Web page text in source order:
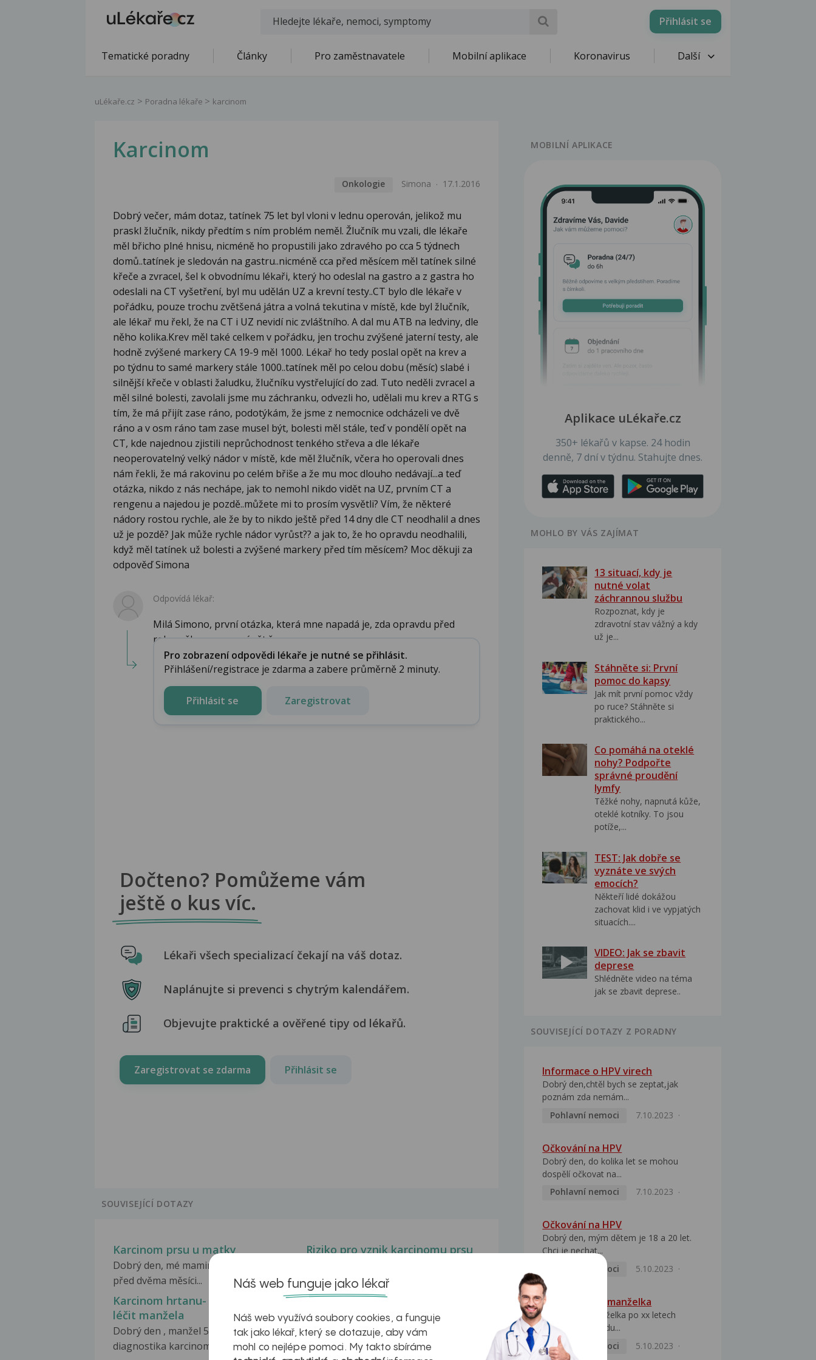
Přihlásit se
Tematické poradny Články Pro zaměstnavatele Mobilní aplikace Koronavirus Další
uLékaře.cz Poradna lékaře karcinom
Karcinom
Onkologie Simona 17.1.2016
Dobrý večer, mám dotaz, tatínek 75 let byl vloni v lednu operován, jelikož mu
praskl žlučník, nikdy předtím s ním problém neměl. Žlučník mu vzali, dle lékaře
měl břicho plné hnisu, nicméně ho propustili jako zdravého po cca 5 týdnech
domů..tatínek je sledován na gastru..nicméně cca před měsícem měl tatínek silné
křeče a zvracel, šel k obvodnímu lékaři, který ho odeslal na gastro a z gastra ho
odeslali na CT vyšetření, byl mu udělán UZ a krevní testy..CT bylo dle lékaře v
pořádku, pouze trochu zvětšená játra a volná tekutina v místě, kde byl žlučník,
ale lékař mu řekl, že na CT i UZ nevidí nic zvláštního. A dal mu ATB na ledviny, dle
něho kolika.Krev měl také celkem v pořádku, jen trochu zvýšené jaterní testy, ale
hodně zvýšené markery CA 19-9 měl 1000. Lékař ho tedy poslal opět na krev a
po týdnu to samé markery stále 1000..tatínek měl po celou dobu (měsíc) slabé i
silnější křeče v oblasti žaludku, žlučníku vystřelující do zad. Tuto neděli zvracel a
měl silné bolesti, zavolali jsme mu záchranku, odvezli ho, udělali mu krev a RTG s
tím, že má přijít zase ráno, podotýkám, že jsme z nemocnice odcházeli ve dvě
ráno a v osm ráno tam zase musel být, bolesti měl stále, teď v pondělí opět na
CT, kde najednou zjistili neprůchodnost tenkého střeva a dle lékaře
neoperovatelný velký nádor v místě, kde měl žlučník, včera ho operovali dnes
nám řekli, že má rakovinu po celém břiše a že mu moc dlouho nedávají...a teď
otázka, nikdo z nás nechápe, jak to nemohl nikdo vidět na UZ, prvním CT a
rengenu a najedou je pozdě..můžete mi to prosím vysvětli? Vím, že některé
nádory rostou rychle, ale že by to nikdo ještě před 14 dny dle CT neodhalil a dnes
už je pozdě? Jak může rychle nádor vyrůst?? a jak to, že ho opravdu neodhalili,
když měl tatínek už bolesti a zvýšené markery před tím měsícem? Moc děkuji za
odpověď Simona
Odpovídá lékař:
Milá Simono, první otázka, která mne napadá je, zda opravdu před
rokem šlo pouze o zánět ž...
Pro zobrazení odpovědi lékaře je nutné se přihlásit.
Přihlášení/registrace je zdarma a zabere průměrně 2 minuty.
Přihlásit se Zaregistrovat
Dočteno? Pomůžeme vám
ještě o kus víc.
Lékaři všech specializací čekají na váš dotaz.
Naplánujte si prevenci s chytrým kalendářem.
Objevujte praktické a ověřené tipy od lékařů.
Zaregistrovat se zdarma Přihlásit se
SOUVISEJÍCÍ DOTAZY
Karcinom prsu u matky
Dobrý den, mé mamince (45 let) byla
před dvěma měsíci...
Riziko pro vznik karcinomu prsu
na časté říhání...
Karcinom hrtanu- jak pomoci
léčit manžela
Dobrý den , manžel 57 let v 8/2016
diagnostika karcinom...
Odstranění štítné žlázy
(papilární karcinom)
Dobrý den, jsem 1/2 roku po
odstranění štítné žlázy...
MOBILNÍ APLIKACE
Aplikace uLékaře.cz
350+ lékařů v kapse. 24 hodin
denně, 7 dní v týdnu. Stahujte dnes.
MOHLO BY VÁS ZAJÍMAT
13 situací, kdy je
nutné volat
záchrannou službu
Rozpoznat, kdy je
zdravotní stav vážný a kdy
už je...
Stáhněte si: První
pomoc do kapsy
Jak mít první pomoc vždy
po ruce? Stáhněte si
praktického...
Co pomáhá na oteklé
nohy? Podpořte
správné proudění
lymfy
Těžké nohy, napnutá kůže,
oteklé kotníky. To jsou
potíže,...
TEST: Jak dobře se
vyznáte ve svých
emocích?
Někteří lidé dokážou
zachovat klid i ve vypjatých
situacích....
VIDEO: Jak se zbavit
deprese
Shlédněte video na téma
jak se zbavit deprese..
SOUVISEJÍCÍ DOTAZY Z PORADNY
Informace o HPV virech
Dobrý den,chtěl bych se zeptat,jak
poznám zda nemám...
Pohlavní nemoci
7.10.2023
Očkování na HPV
Dobrý den, do kolika let se mohou
dospělí očkovat na...
Pohlavní nemoci
7.10.2023
Očkování na HPV
Dobrý den, mým dětem je 18 a 20 let.
Chci je nechat...
Pohlavní nemoci
5.10.2023
HPV pozitivní manželka
Dobrý den, manželka po xx letech
přivezla z Východu...
Pohlavní nemoci
5.10.2023
Náš web funguje jako lékař
Náš web využívá soubory cookies, a funguje
tak jako lékař, který se dotazuje, aby vám
mohl co nejlépe pomoci. My takto sbíráme